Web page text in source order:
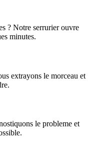
? Notre serrurier ouvre
minutes.
extrayons le morceau et
le probleme et